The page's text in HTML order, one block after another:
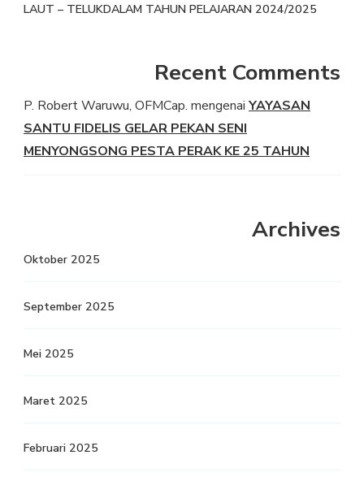
LAUT – TELUKDALAM TAHUN PELAJARAN 2024/2025
Recent Comments
P. Robert Waruwu, OFMCap. mengenai YAYASAN
SANTU FIDELIS GELAR PEKAN SENI
MENYONGSONG PESTA PERAK KE 25 TAHUN
Archives
Oktober 2025
September 2025
Mei 2025
Maret 2025
Februari 2025